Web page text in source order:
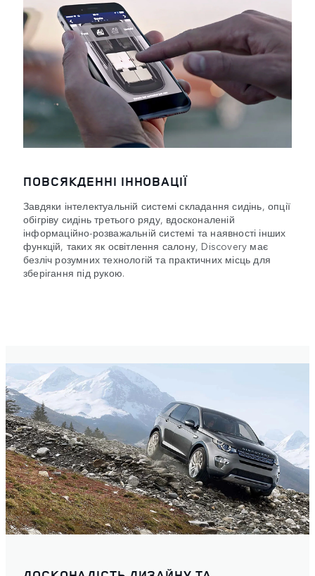
ПОВСЯКДЕННІ ІННОВАЦІЇ
Завдяки інтелектуальній системі складання сидінь, опції
обігріву сидінь третього ряду, вдосконаленій
інформаційно-розважальній системі та наявності інших
функцій, таких як освітлення салону, Discovery має
безліч розумних технологій та практичних місць для
зберігання під рукою.